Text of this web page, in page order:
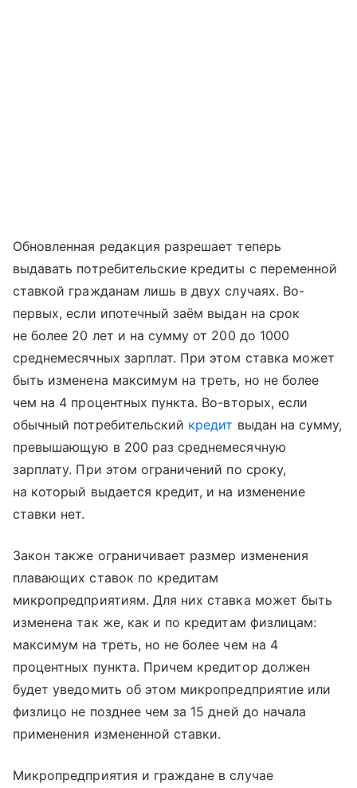
Обновленная редакция разрешает теперь
выдавать потребительские кредиты с переменной
ставкой гражданам лишь в двух случаях. Во-
первых, если ипотечный заём выдан на срок
не более 20 лет и на сумму от 200 до 1000
среднемесячных зарплат. При этом ставка может
быть изменена максимум на треть, но не более
чем на 4 процентных пункта. Во-вторых, если
обычный потребительский кредит выдан на сумму,
превышающую в 200 раз среднемесячную
зарплату. При этом ограничений по сроку,
на который выдается кредит, и на изменение
ставки нет.
Закон также ограничивает размер изменения
плавающих ставок по кредитам
микропредприятиям. Для них ставка может быть
изменена так же, как и по кредитам физлицам:
максимум на треть, но не более чем на 4
процентных пункта. Причем кредитор должен
будет уведомить об этом микропредприятие или
физлицо не позднее чем за 15 дней до начала
применения измененной ставки.
Микропредприятия и граждане в случае